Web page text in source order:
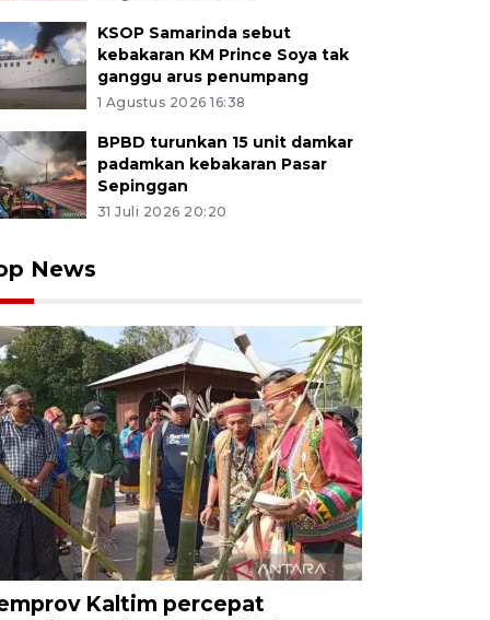
KSOP Samarinda sebut
kebakaran KM Prince Soya tak
ganggu arus penumpang
1 Agustus 2026 16:38
BPBD turunkan 15 unit damkar
padamkan kebakaran Pasar
Sepinggan
31 Juli 2026 20:20
News
Kaltim percepat